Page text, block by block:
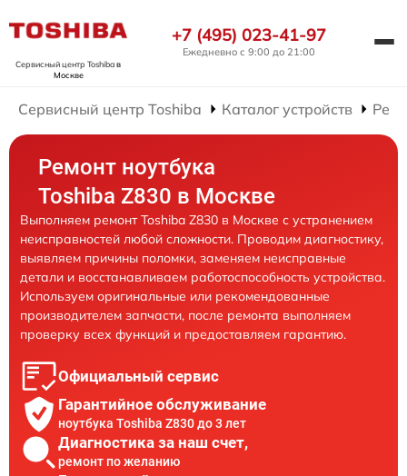
Сервисный центр Toshibaв
Москве
+7 (495) 023-41-97
Ежедневно с 9:00 до 21:00
Сервисный центр Toshiba Каталог устройств
Ремонт ноутбука
Toshiba Z830 в Москве
Выполняем ремонт Toshiba Z830 в Москве с устранением
неисправностей любой сложности. Проводим диагностику,
выявляем причины поломки, заменяем неисправные
детали и восстанавливаем работоспособность устройства.
Используем оригинальные или рекомендованные
производителем запчасти, после ремонта выполняем
проверку всех функций и предоставляем гарантию.
Официальный сервис
Гарантийное обслуживание
ноутбука Toshiba Z830 до 3 лет
Диагностика за наш счет,
ремонт по желанию